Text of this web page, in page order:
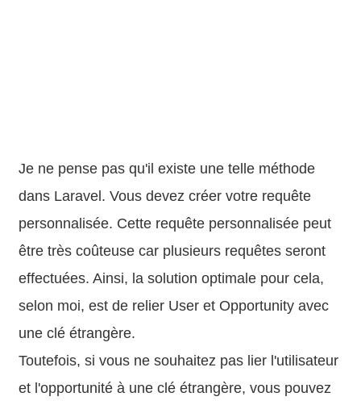
Je ne pense pas qu'il existe une telle méthode
dans Laravel. Vous devez créer votre requête
personnalisée. Cette requête personnalisée peut
être très coûteuse car plusieurs requêtes seront
effectuées. Ainsi, la solution optimale pour cela,
selon moi, est de relier User et Opportunity avec
une clé étrangère.
Toutefois, si vous ne souhaitez pas lier l'utilisateur
et l'opportunité à une clé étrangère, vous pouvez